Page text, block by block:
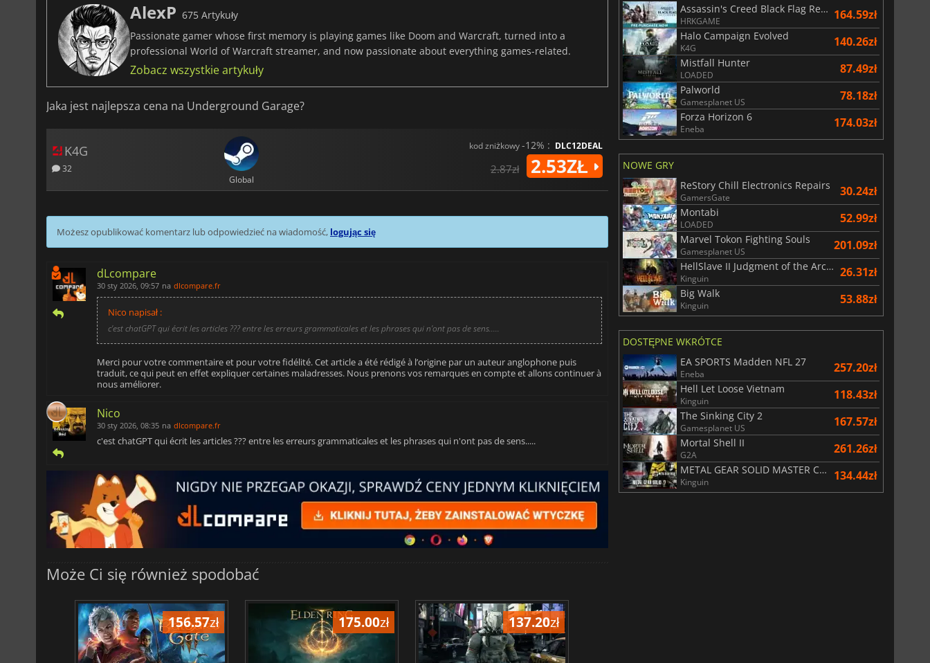
AlexP 675 Artykuły
Passionate gamer whose first memory is playing games like Doom and Warcraft, turned into a
professional World of Warcraft streamer, and now passionate about everything games-related.
Zobacz wszystkie artykuły
Jaka jest najlepsza cena na Underground Garage?
K4G
32
Global
kod zniżkowy-12% : DLC12DEAL
2.87zł 2.53ZŁ
Możesz opublikować komentarz lub odpowiedzieć na wiadomość, logując się
dLcompare
30 sty 2026, 09:57 na dlcompare.fr
Nico napisał :
c'est chatGPT qui écrit les articles ??? entre les erreurs grammaticales et les phrases qui n'ont pas de sens.....
Merci pour votre commentaire et pour votre fidélité. Cet article a été rédigé à l’origine par un auteur anglophone puis
traduit, ce qui peut en effet expliquer certaines maladresses. Nous prenons vos remarques en compte et allons continuer à
nous améliorer.
Nico
30 sty 2026, 08:35 na dlcompare.fr
c'est chatGPT qui écrit les articles ??? entre les erreurs grammaticales et les phrases qui n'ont pas de sens.....
Może Ci się również spodobać
156.57zł 175.00zł 137.20zł
Assassin's Creed Black Flag Resynced
HRKGAME 164.59zł
Halo Campaign Evolved
K4G 140.26zł
Mistfall Hunter
LOADED 87.49zł
Palworld
Gamesplanet US 78.18zł
Forza Horizon 6
Eneba 174.03zł
NOWE GRY
ReStory Chill Electronics Repairs
GamersGate 30.24zł
Montabi
LOADED 52.99zł
Marvel Tokon Fighting Souls
Gamesplanet US 201.09zł
HellSlave II Judgment of the Archon
Kinguin 26.31zł
Big Walk
Kinguin 53.88zł
DOSTĘPNE WKRÓTCE
EA SPORTS Madden NFL 27
Eneba 257.20zł
Hell Let Loose Vietnam
Kinguin 118.43zł
The Sinking City 2
Gamesplanet US 167.57zł
Mortal Shell II
G2A 261.26zł
METAL GEAR SOLID MASTER COLLECTION Vol.2
Kinguin 134.44zł